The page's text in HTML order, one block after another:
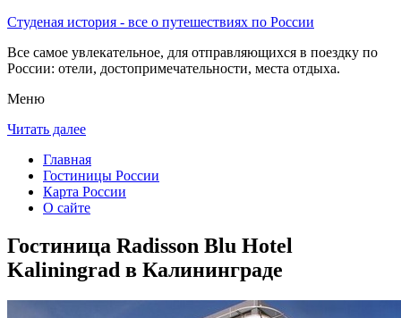
Студеная история - все о путешествиях по России
Все самое увлекательное, для отправляющихся в поездку по
России: отели, достопримечательности, места отдыха.
Меню
Читать далее
Главная
Гостиницы России
Карта России
О сайте
Гостиница Radisson Blu Hotel
Kaliningrad в Калининграде